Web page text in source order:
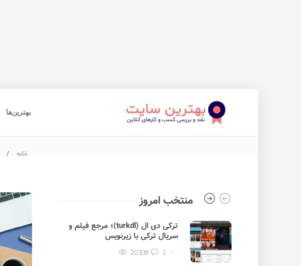
بهترین‌ها
خانه
منتخب امروز
ترکی دی ال (turkdl)؛ مرجع فیلم و
سریال ترکی با زیرنویس
2
20308